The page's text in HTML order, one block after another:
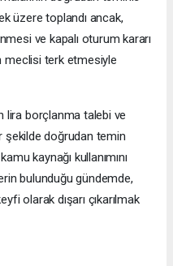
üzere toplandı ancak,
ve kapalı oturum kararı
meclisi terk etmesiyle
lira borçlanma talebi ve
şekilde doğrudan temin
kaynağı kullanımını
bulunduğu gündemde,
olarak dışarı çıkarılmak